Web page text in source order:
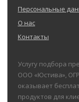
Персональные
О нас
Контакты
Услугу подбора
ООО «Юстива»,
оказывает
продуктов для